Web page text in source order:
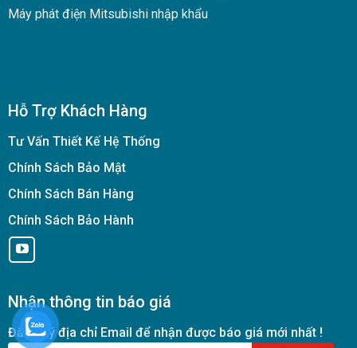
Máy phát điện Mitsubishi nhập khẩu
Hỗ Trợ Khách Hàng
Tư Vấn Thiết Kế Hệ Thống
Chính Sách Bảo Mật
Chính Sách Bán Hàng
Chính Sách Bảo Hành
Nhận thông tin báo giá
Đăng ký địa chỉ Email để nhận được báo giá mới nhất !